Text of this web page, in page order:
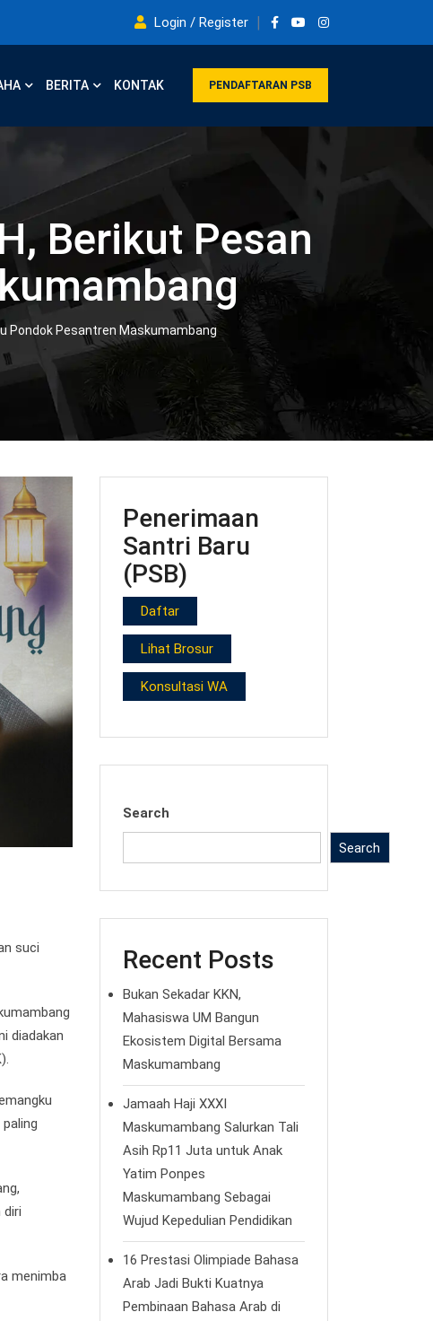
Login / Register
PENDAFTARAN PSB
BERITA KONTAK
Berikut Pesan
Pondok Pesantren Maskumambang
suci
diadakan
diri
menimba
Penerimaan
Santri Baru
(PSB)
Daftar
Lihat Brosur
Konsultasi WA
Search
Search
Recent Posts
Bukan Sekadar KKN,
Mahasiswa UM Bangun
Ekosistem Digital Bersama
Maskumambang
Jamaah Haji XXXI
Maskumambang Salurkan Tali
Asih Rp11 Juta untuk Anak
Yatim Ponpes
Maskumambang Sebagai
Wujud Kepedulian Pendidikan
16 Prestasi Olimpiade Bahasa
Arab Jadi Bukti Kuatnya
Pembinaan Bahasa Arab di